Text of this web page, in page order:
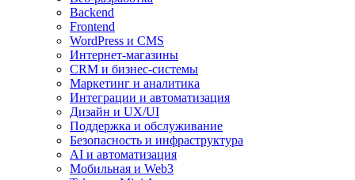
Backend
Frontend
WordPress и CMS
Интернет-магазины
CRM и бизнес-системы
Маркетинг и аналитика
Интеграции и автоматизация
Дизайн и UX/UI
Поддержка и обслуживание
Безопасность и инфраструктура
AI и автоматизация
Мобильная и Web3